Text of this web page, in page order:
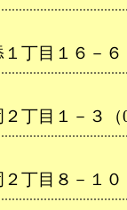
丁目１６－６
丁目１－３（
丁目８－１０